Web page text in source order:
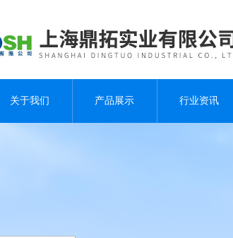
关于我们 产品展示 行业资讯